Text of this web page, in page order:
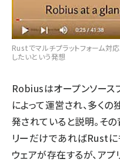
Rustでマルチプラットフォーム対
したいという発想
Robiusはオープンソース
によって運営され、多く
発されていると説明。そ
リーだけであればRustに
ウェアが存在するが、ア